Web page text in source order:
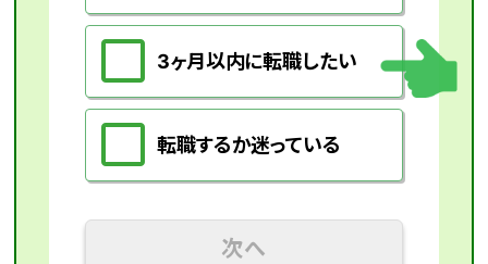
3ヶ月以内に転職したい
転職するか迷っている
次へ